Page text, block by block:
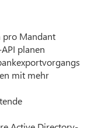
pro Mandant
planen
mit mehr